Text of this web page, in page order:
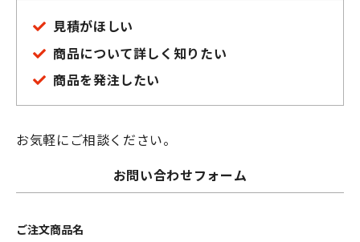
見積がほしい
商品について詳しく知りたい
商品を発注したい
お気軽にご相談ください。
お問い合わせフォーム
ご注文商品名